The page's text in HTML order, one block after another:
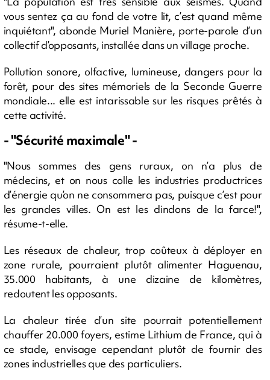
vous sentez ça au fond de votre lit, c’est quand même
inquiétant", abonde Muriel Manière, porte-parole d’un
collectif d’opposants, installée dans un village proche.
Pollution sonore, olfactive, lumineuse, dangers pour la
forêt, pour des sites mémoriels de la Seconde Guerre
mondiale... elle est intarissable sur les risques prêtés à
cette activité.
- "Sécurité maximale" -
"Nous sommes des gens ruraux, on n’a plus de
médecins, et on nous colle les industries productrices
d’énergie qu’on ne consommera pas, puisque c’est pour
les grandes villes. On est les dindons de la farce!",
résume-t-elle.
Les réseaux de chaleur, trop coûteux à déployer en
zone rurale, pourraient plutôt alimenter Haguenau,
35.000 habitants, à une dizaine de kilomètres,
redoutent les opposants.
La chaleur tirée d’un site pourrait potentiellement
chauffer 20.000 foyers, estime Lithium de France, qui à
ce stade, envisage cependant plutôt de fournir des
zones industrielles que des particuliers.